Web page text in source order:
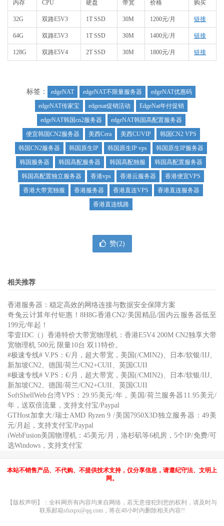
内存 CPU 硬盘 带宽 价格 购买
32G 双路E5V3 1T SSD 30M 1200元/月 链接
64G 双路E5V3 1T SSD 30M 1400元/月 链接
128G 双路E5V4 2T SSD 30M 1800元/月 链接
标签： edgeNAT edgeNAT不限量服务器
edgeNAT优惠码
edgeNAT传家宝
edgenat促销活动
EdgeNat年付促销
edgeNAT韩国cn2服务器
edgeNAT韩国高配置服务器
便宜韩国CN2服务器
美西Cera 美西CUVIP
韩国CN2 VPS
韩国CN2服务器
韩国原生IP 韩国原生IP vps
韩国原生IP服务器
韩国服务器
韩国高配服务器 韩国高配独服
韩国高配置服务器
韩国高配置独立服务器
香港vps 香港云服务器
香港便宜VPS
香港大带宽独服
香港服务器 香港直连VPS
香港直连服务器
香港直连线路
赞(2)
相关推荐
香港服务器：稳定高效的网络连接与数据安全保障方案
奇兔云计算年付钜惠！8H8G香港CN2/美国精品/国内云服务器低至
199元/年起！
零壹IDC（）香港特价大带宽物理机：香港E5V4 200M CN2独享大带
宽物理机 500元 限量10台 双11特价。
#极速专线# V.PS：€/月，超大带宽，美国(/CMIN2)、日本/软银/IIJ、
新加坡CN2、德国/荷兰/CN2+CUII、英国CUII
#极速专线# V.PS：€/月，超大带宽，美国(/CMIN2)、日本/软银/IIJ、
新加坡CN2、德国/荷兰/CN2+CUII、英国CUII
SoftShellWeb台湾VPS：29.95美元/年，美国/荷兰服务器11.95美元/
年，送双倍流量，支持支付宝/Paypal
GTHost加拿大/瑞士AMD Ryzen 9 /美国7950X3D独立服务器：49美
元/月起，支持支付宝/Paypal
iWebFusion美国物理机：45美元/月，洛杉矶等6机房，5个IP/免费/可
选Windows，支持支付宝
本站不销售产品、不代购、不提供技术支持，仅分享信息，请遵纪守法、文明上
网。
【版权声明】：全科网所有内容均来自网络，若无意侵犯到您的权利，请及时与
联系邮箱sfuxpx@qq.com，将在48小时内删除相关内容!!